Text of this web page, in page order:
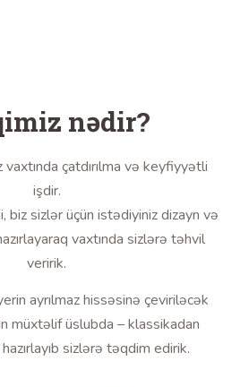
nədir?
çatdırılma və keyfiyyətli
işdir.
biz sizlər üçün istədiyiniz dizayn və
vaxtında sizlərə təhvil
veririk.
ayrılmaz hissəsinə çeviriləcək
müxtəlif üslubda – klassikadan
sizlərə təqdim edirik.